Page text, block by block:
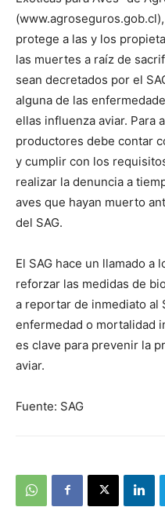
protege a las y los
las muertes a raíz de
sean decretados por el
alguna de las
ellas influenza aviar. Para
productores debe contar
y cumplir con los
realizar la denuncia a
aves que hayan muerto
del SAG.
El SAG hace un llamado a
reforzar las medidas de
a reportar de inmediato al
enfermedad o mortalidad
es clave para prevenir la
aviar.
Fuente: SAG